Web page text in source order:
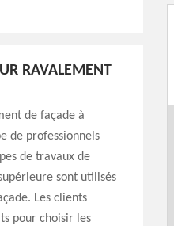
RAVALEMENT
de façade à
de professionnels
de travaux de
sont utilisés
Les clients
pour choisir les